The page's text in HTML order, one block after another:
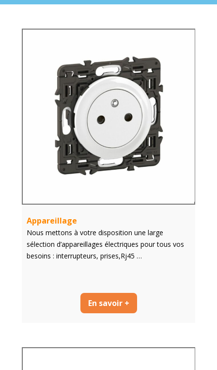
Appareillage
Nous mettons à votre disposition une large
sélection d’appareillages électriques pour tous vos
besoins : interrupteurs, prises,Rj45 …
En savoir +